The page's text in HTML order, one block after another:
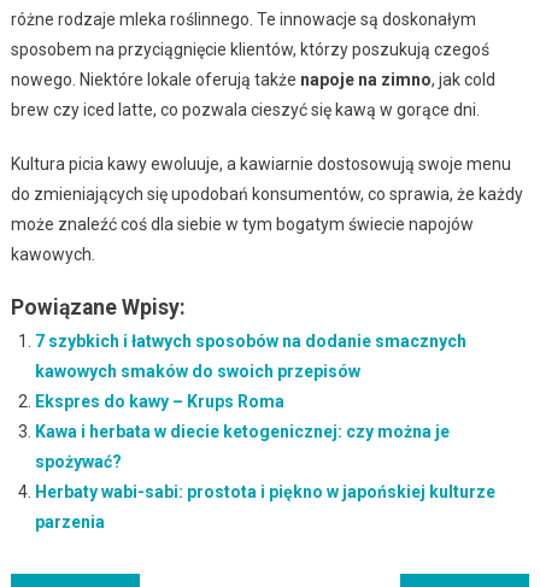
różne rodzaje mleka roślinnego. Te innowacje są doskonałym
sposobem na przyciągnięcie klientów, którzy poszukują czegoś
nowego. Niektóre lokale oferują także napoje na zimno, jak cold
brew czy iced latte, co pozwala cieszyć się kawą w gorące dni.
Kultura picia kawy ewoluuje, a kawiarnie dostosowują swoje menu
do zmieniających się upodobań konsumentów, co sprawia, że każdy
może znaleźć coś dla siebie w tym bogatym świecie napojów
kawowych.
Powiązane Wpisy:
7 szybkich i łatwych sposobów na dodanie smacznych
kawowych smaków do swoich przepisów
Ekspres do kawy – Krups Roma
Kawa i herbata w diecie ketogenicznej: czy można je
spożywać?
Herbaty wabi-sabi: prostota i piękno w japońskiej kulturze
parzenia